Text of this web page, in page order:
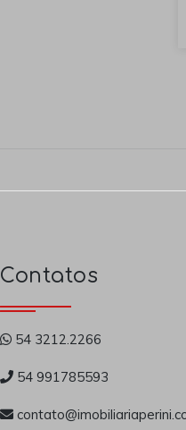
Contatos
54 3212.2266
54 991785593